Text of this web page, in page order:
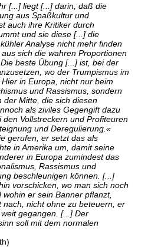
[...] liegt [...] darin, daß die
aus Spaßkultur und
auch ihre Kritiker durch
und sie diese [...] die
Analyse nicht mehr finden
sich die wahren Proportionen
beste Übung [...] ist, bei der
wo der Trumpismus im
in Europa, nicht nur beim
und Rassismus, sondern
der Mitte, die sich diesen
als ziviles Gegengift dazu
den Vollstreckern und Profiteuren
und Deregulierung.«
gerufen, er setzt das als
in Amerika um, damit seine
in Europa zumindest das
Rassismus und
beschleunigen können. [...]
vorschicken, wo man sich noch
er sein Banner pflanzt,
nach, nicht ohne zu beteuern, er
gegangen. [...] Der
soll mit dem normalen